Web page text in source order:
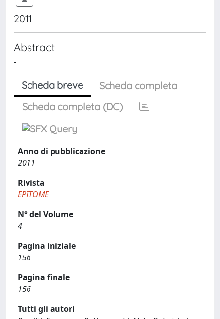
2011
Abstract
-
Scheda breve
Scheda completa
Scheda completa (DC)
Anno di pubblicazione
2011
Rivista
EPITOME
N° del Volume
4
Pagina iniziale
156
Pagina finale
156
Tutti gli autori